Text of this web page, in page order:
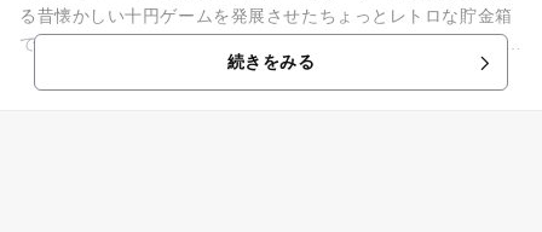
る昔懐かしい十円ゲームを発展させたちょっとレトロな貯金箱
です。（サイズ：幅約20cm×高さ23cm×奥行4cm） ※なくなり
続きをみる